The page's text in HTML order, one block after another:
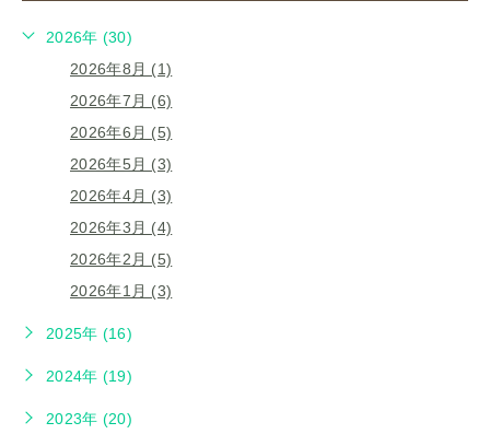
2026年 (30)
2026年8月 (1)
2026年7月 (6)
2026年6月 (5)
2026年5月 (3)
2026年4月 (3)
2026年3月 (4)
2026年2月 (5)
2026年1月 (3)
2025年 (16)
2024年 (19)
2023年 (20)